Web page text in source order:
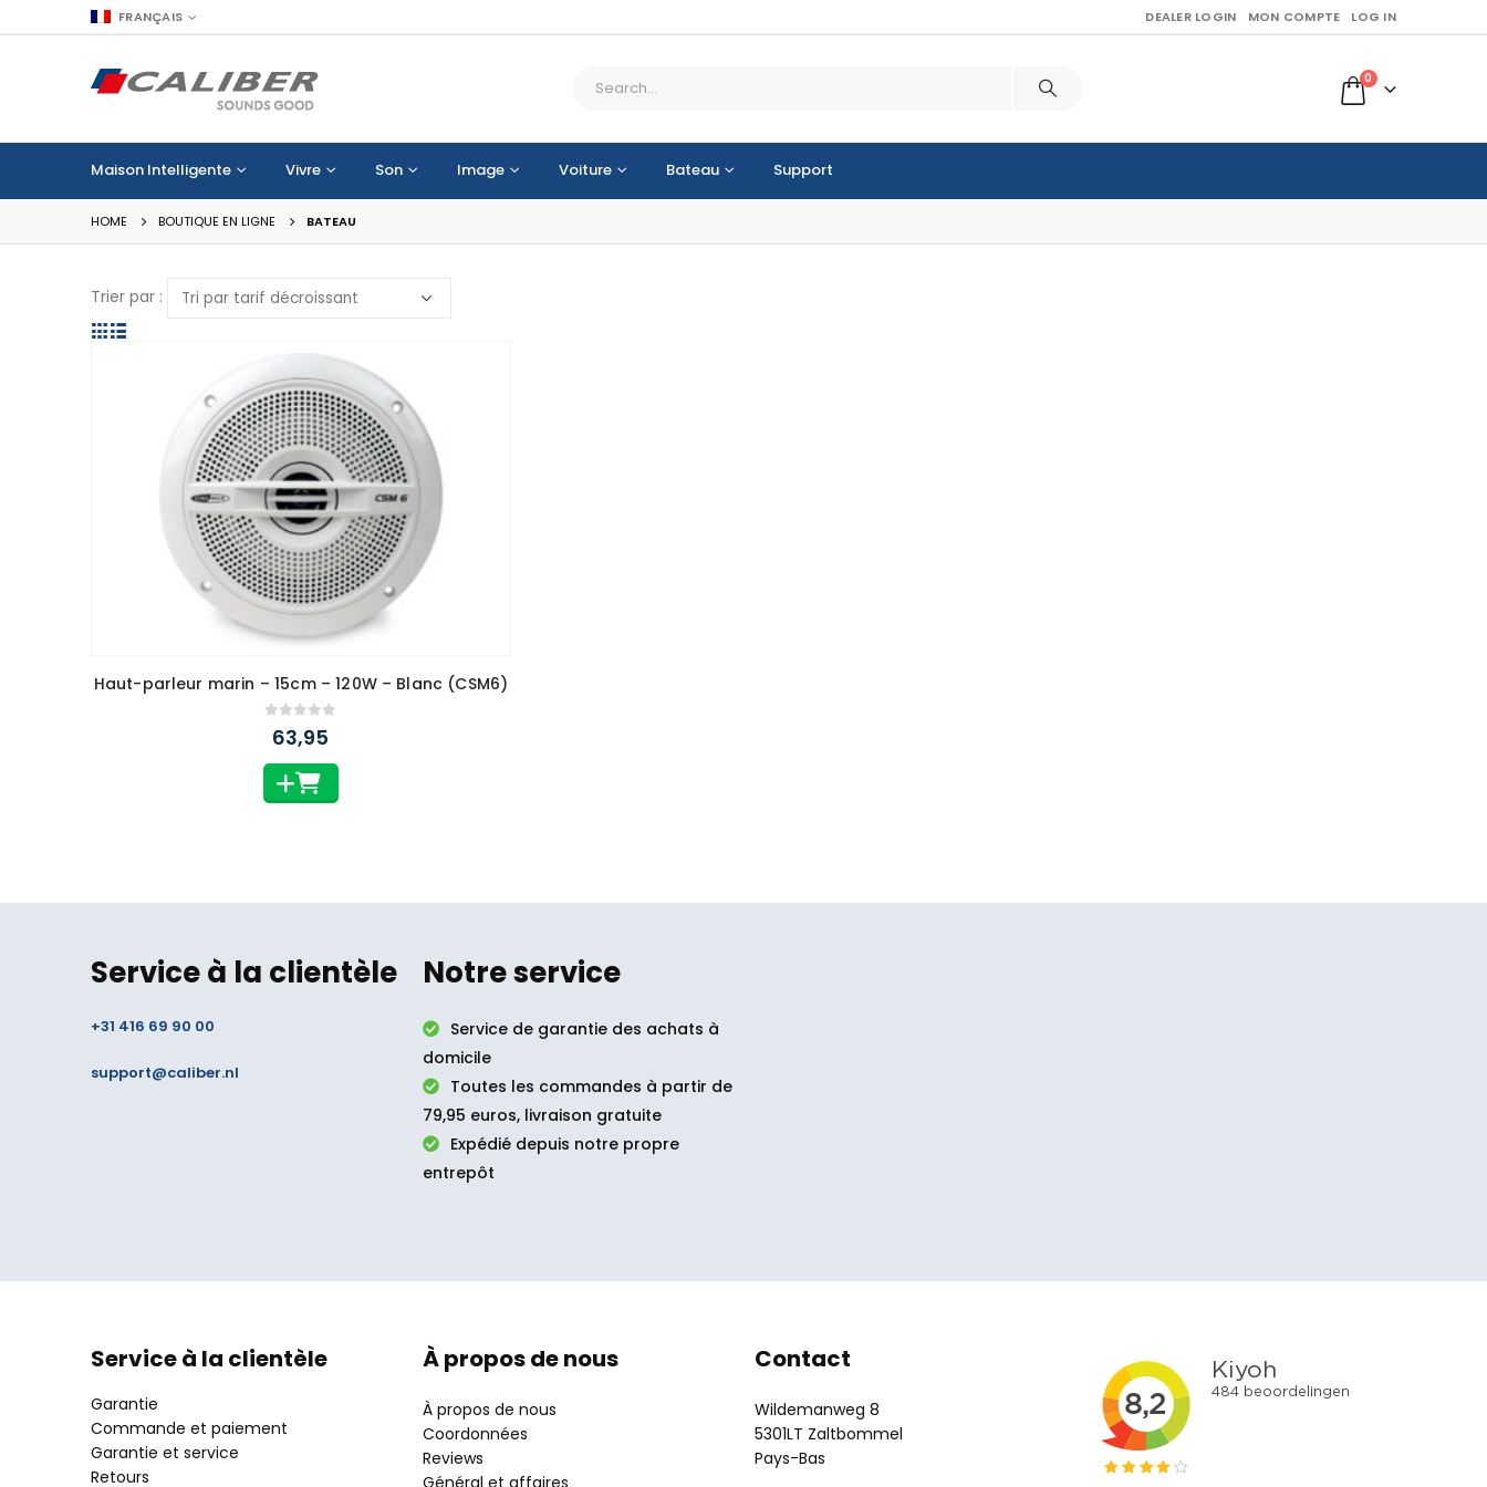
FRANÇAIS DEALER LOGIN MON COMPTE LOG IN
0
Maison Intelligente Vivre Son Image Voiture Bateau Support
HOME BOUTIQUE EN LIGNE BATEAU
Trier par :
Haut-parleur marin – 15cm – 120W – Blanc (CSM6)
out of 5
63,95
Service à la clientèle
+31 416 69 90 00
support@caliber.nl
Notre service
Service de garantie des achats à
domicile
Toutes les commandes à partir de
79,95 euros, livraison gratuite
Expédié depuis notre propre
entrepôt
Service à la clientèle
Garantie
Commande et paiement
Garantie et service
Retours
À propos de nous
À propos de nous
Coordonnées
Reviews
Général et affaires
Contact
Wildemanweg 8
5301LT Zaltbommel
Pays-Bas